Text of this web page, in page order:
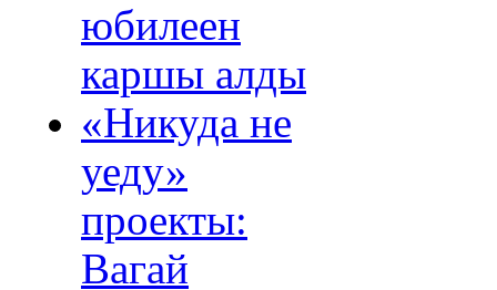
юбилеен
каршы алды
«Никуда не
уеду»
проекты:
Вагай